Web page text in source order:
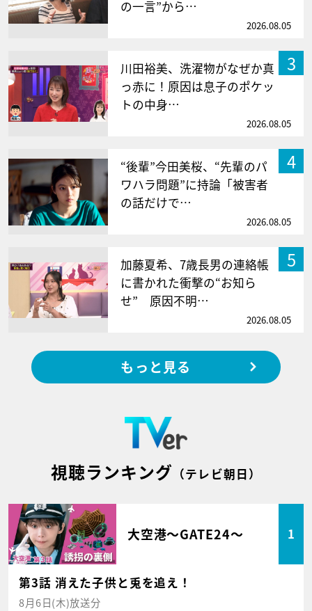
の一言”から…
2026.08.05
3
川田裕美、洗濯物がなぜか真
っ赤に！原因は息子のポケッ
トの中身…
2026.08.05
4
“後輩”今田美桜、“先輩のパ
ワハラ問題”に持論「被害者
の話だけで…
2026.08.05
5
加藤夏希、7歳長男の連絡帳
に書かれた衝撃の“お知ら
せ” 原因不明…
2026.08.05
もっと見る
視聴ランキング （テレビ朝日）
大空港～GATE24～ 1
第3話 消えた子供と兎を追え！
8月6日(木)放送分